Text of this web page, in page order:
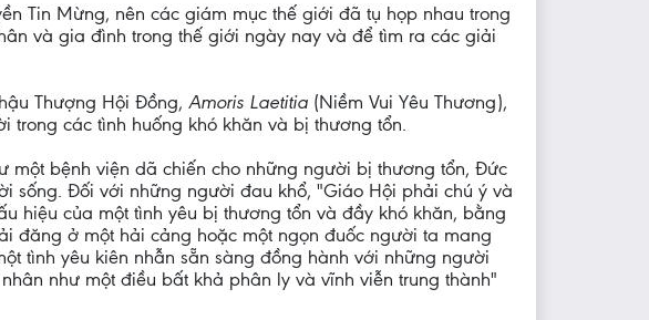
Tin Mừng, nên các giám mục thế giới đã tụ họp nhau trong
và gia đình trong thế giới ngày nay và để tìm ra các giải
Thượng Hội Đồng, Amoris Laetitia (Niềm Vui Yêu Thương),
các tình huống khó khăn và bị thương tổn.
một bệnh viện dã chiến cho những người bị thương tổn, Đức
sống. Đối với những người đau khổ, "Giáo Hội phải chú ý và
hiệu của một tình yêu bị thương tổn và đầy khó khăn, bằng
đăng ở một hải cảng hoặc một ngọn đuốc người ta mang
tình yêu kiên nhẫn sẵn sàng đồng hành với những người
như một điều bất khả phân ly và vĩnh viễn trung thành"